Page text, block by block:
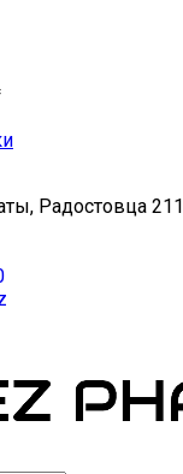
Радостовца 211